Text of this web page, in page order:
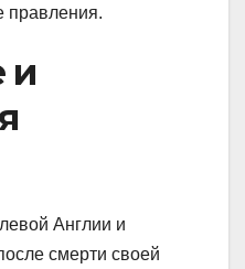
правления.
и
Англии и
смерти своей